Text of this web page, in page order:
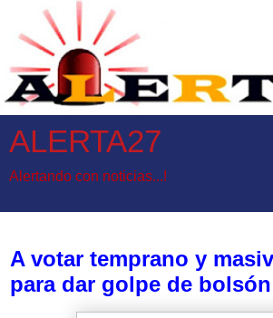
ALERTA27
Alertando con noticias...!
A votar temprano y
para dar golpe de